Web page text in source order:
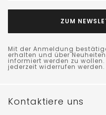
ZUM
Mit der Anmeldung
erhalten und über
informiert werden zu
jederzeit widerrufen werden.
Kontaktiere uns